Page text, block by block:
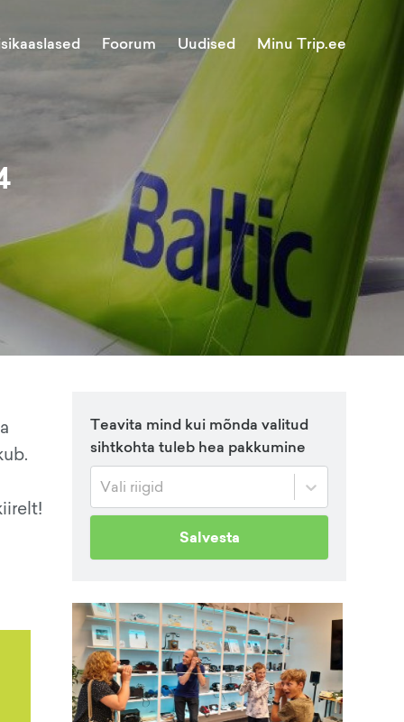
Foorum Uudised Minu Trip.ee
Teavita mind kui mõnda valitud
sihtkohta tuleb hea pakkumine
Vali riigid
Salvesta